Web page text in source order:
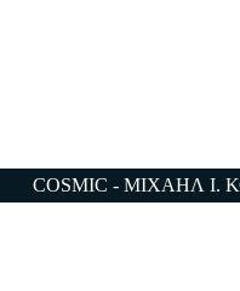
COSMIC - ΜΙΧΑΗΛ Ι.